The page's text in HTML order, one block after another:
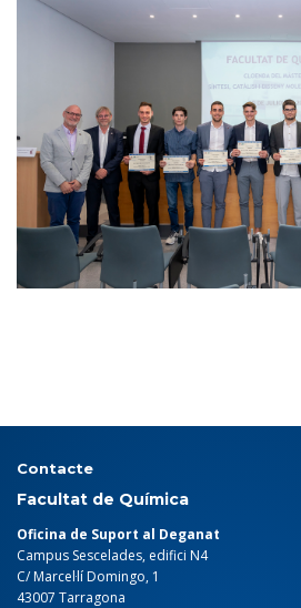
Contacte
Facultat de Química
Oficina de Suport al Deganat
Campus Sescelades, edifici N4
C/ Marcel·lí Domingo, 1
43007 Tarragona